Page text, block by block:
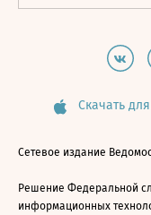
Скачать
Сетевое издание
Решение Федеральной
информационных